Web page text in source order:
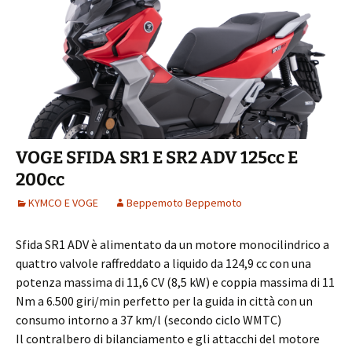
VOGE SFIDA SR1 E SR2 ADV 125cc E
200cc
KYMCO E VOGE Beppemoto Beppemoto
Sfida SR1 ADV è alimentato da un motore monocilindrico a
quattro valvole raffreddato a liquido da 124,9 cc con una
potenza massima di 11,6 CV (8,5 kW) e coppia massima di 11
Nm a 6.500 giri/min perfetto per la guida in città con un
consumo intorno a 37 km/l (secondo ciclo WMTC)
Il contralbero di bilanciamento e gli attacchi del motore